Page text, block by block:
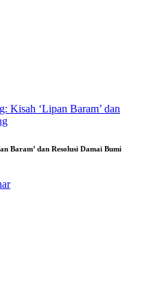
Baram’ dan Resolusi Damai Bumi